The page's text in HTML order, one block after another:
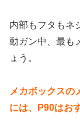
内部もフタもネ
動ガン中、最も
ょう。
メカボックスの
には、P90はお